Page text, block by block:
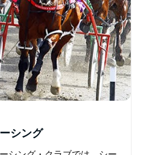
シング